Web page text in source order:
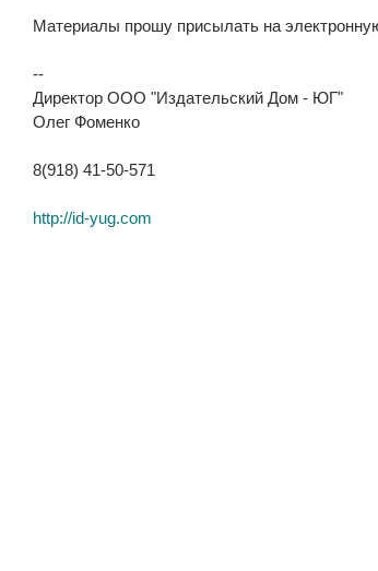
Материалы прошу присылать на
--
Директор ООО "Издательский Дом - ЮГ"
Олег Фоменко
8(918) 41-50-571
http://id-yug.com